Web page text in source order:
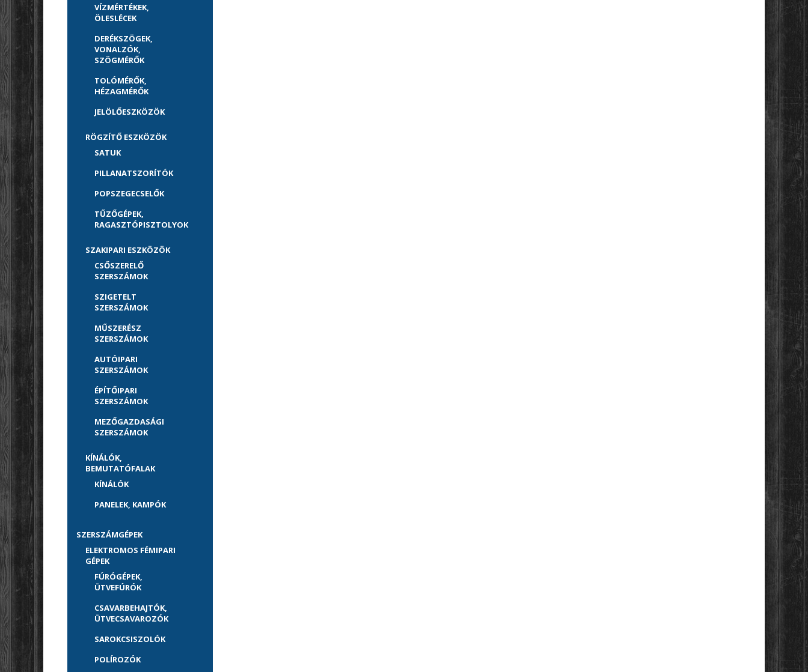
VÍZMÉRTÉKEK,
ÖLESLÉCEK
DERÉKSZÖGEK,
VONALZÓK,
SZÖGMÉRŐK
TOLÓMÉRŐK,
HÉZAGMÉRŐK
JELÖLŐESZKÖZÖK
RÖGZÍTŐ ESZKÖZÖK
SATUK
PILLANATSZORÍTÓK
POPSZEGECSELŐK
TŰZŐGÉPEK,
RAGASZTÓPISZTOLYOK
SZAKIPARI ESZKÖZÖK
CSŐSZERELŐ
SZERSZÁMOK
SZIGETELT
SZERSZÁMOK
MŰSZERÉSZ
SZERSZÁMOK
AUTÓIPARI
SZERSZÁMOK
ÉPÍTŐIPARI
SZERSZÁMOK
MEZŐGAZDASÁGI
SZERSZÁMOK
KÍNÁLÓK,
BEMUTATÓFALAK
KÍNÁLÓK
PANELEK, KAMPÓK
SZERSZÁMGÉPEK
ELEKTROMOS FÉMIPARI
GÉPEK
FÚRÓGÉPEK,
ÜTVEFÚRÓK
CSAVARBEHAJTÓK,
ÜTVECSAVAROZÓK
SAROKCSISZOLÓK
POLÍROZÓK